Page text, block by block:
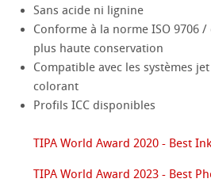
Sans acide ni lignine
Conforme à la norme ISO 9706
plus haute conservation
Compatible avec les systèmes
colorant
Profils ICC disponibles
TIPA World Award 2020 - Best
TIPA World Award 2023 - Best